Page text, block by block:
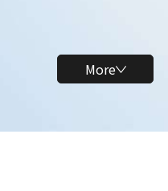
More